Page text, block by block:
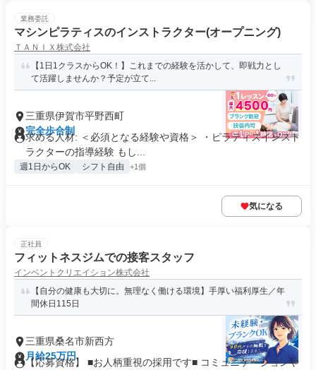
業務委託
マシンピラティスのインストラクター(オープニング)
ＴＡＮＩＸ株式会社
【1日1クラスからOK！】これまでの経験を活かして、即戦力とし
て活躍しませんか？予定が立て...
三重県伊賀市平野西町
完全歩合制
求める人材: ＜必須となる経験や資格＞ ・ピラティスインスト
ラクターの指導経験 もし...
週1日からOK シフト自由 +1個
気になる
正社員
フィットネスジムでの接客スタッフ
インベントクリエイション株式会社
【自分の健康も大切に。無理なく働ける環境】手厚い福利厚生／年
間休日115日
三重県桑名市新西方
月給25万円
【応募資格】 ■お人柄重視の採用です■ コミュニケーションや